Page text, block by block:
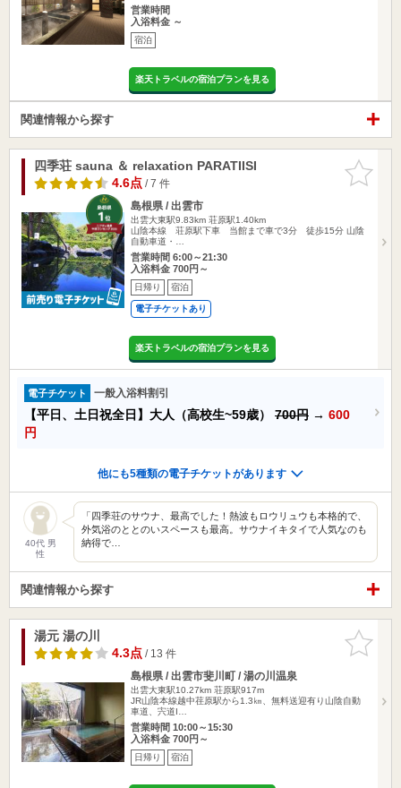
営業時間
入浴料金 ～
宿泊
楽天トラベルの宿泊プランを見る
関連情報から探す
お気に入
りに追加
四季荘 sauna ＆ relaxation PARATIISI
4.6点/ 7 件
島根県 / 出雲市
出雲大東駅9.83km 荘原駅1.40km
山陰本線 荘原駅下車 当館まで車で3分 徒歩15分 山陰
自動車道・…
営業時間 6:00～21:30
入浴料金 700円～
日帰り 宿泊
電子チケットあり
楽天トラベルの宿泊プランを見る
電子チケット 一般入浴料割引
【平日、土日祝全日】大人（高校生~59歳） 700円 → 600
円
他にも5種類の電子チケットがあります
40代 男
性
「四季荘のサウナ、最高でした！熱波もロウリュウも本格的で、
外気浴のととのいスペースも最高。サウナイキタイで人気なのも
納得で…
関連情報から探す
お気に入
りに追加
湯元 湯の川
4.3点/ 13 件
島根県 / 出雲市斐川町 / 湯の川温泉
出雲大東駅10.27km 荘原駅917m
JR山陰本線越中荏原駅から1.3㎞、無料送迎有り山陰自動
車道、宍道I…
営業時間 10:00～15:30
入浴料金 700円～
日帰り 宿泊